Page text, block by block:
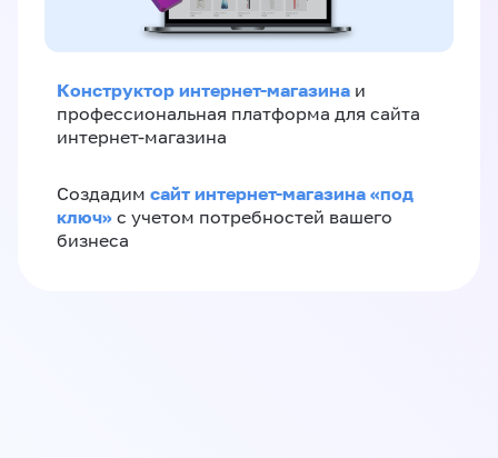
Конструктор интернет-магазина и
профессиональная платформа для сайта
интернет-магазина
Создадим сайт интернет-магазина «под
ключ» с учетом потребностей вашего
бизнеса